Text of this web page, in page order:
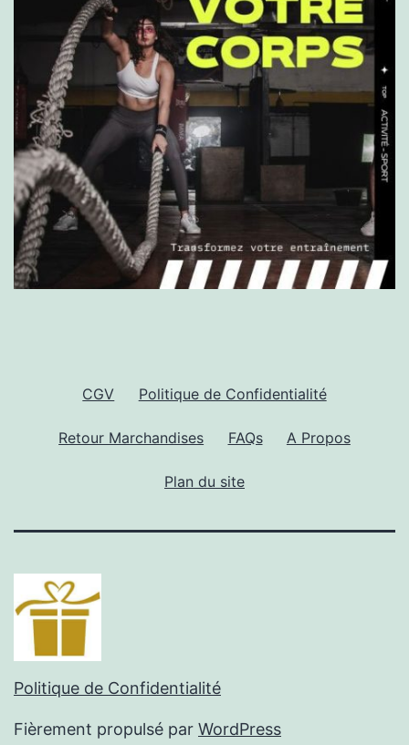
CGV Politique de Confidentialité
Retour Marchandises FAQs A Propos
Plan du site
Politique de Confidentialité
Fièrement propulsé par WordPress